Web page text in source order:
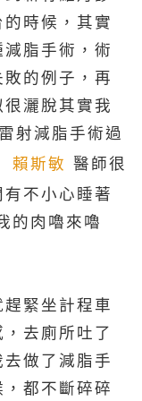
時候，其實
脂手術，術
的例子，再
灑脫其實我
射減脂手術過
賴斯敏 醫師很
不小心睡著
的肉嚕來嚕
緊坐計程車
去廁所吐了
做了減脂手
都不斷碎碎